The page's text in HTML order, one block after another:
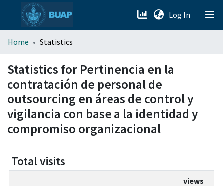
Log In (current)
menu.section.about_menu
All of DSpace
Home Statistics
Statistics for Pertinencia en la
contratación de personal de
outsourcing en áreas de control y
vigilancia con base a la identidad y
compromiso organizacional
Total visits
views